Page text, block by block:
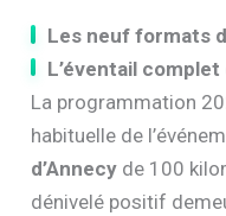
Les neuf formats
L’éventail
La programmation
habituelle de
d’Annecy de 100
dénivelé positif